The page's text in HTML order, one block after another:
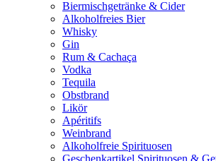
Biermischgetränke & Cider
Alkoholfreies Bier
Whisky
Gin
Rum & Cachaça
Vodka
Tequila
Obstbrand
Likör
Apéritifs
Weinbrand
Alkoholfreie Spirituosen
Geschenkartikel Spirituosen &